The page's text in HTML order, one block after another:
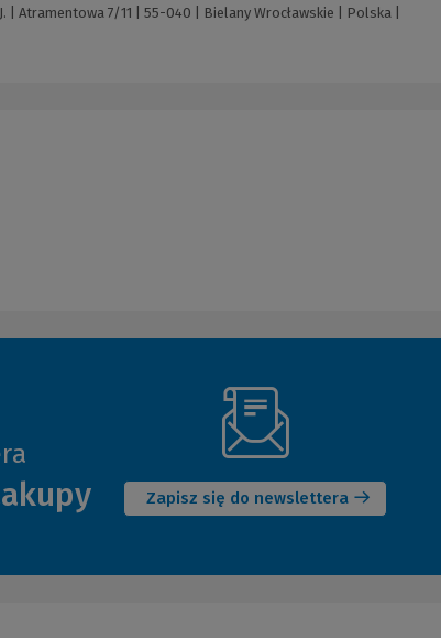
| Atramentowa 7/11 | 55-040 | Bielany Wrocławskie | Polska |
Zapisz się do newslettera
okno)